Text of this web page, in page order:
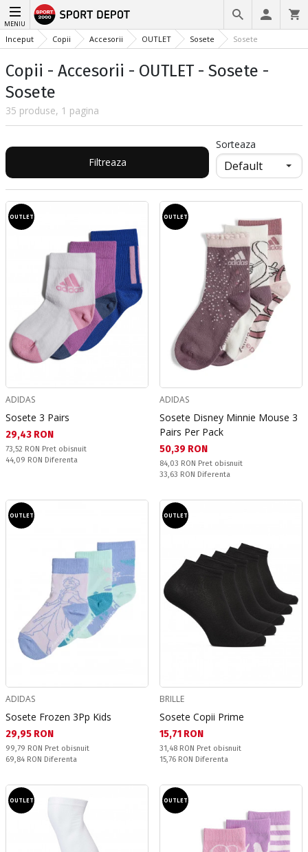
MENIU
Inceput Copii Accesorii OUTLET Sosete Sosete
Copii - Accesorii - OUTLET - Sosete -
Sosete
35 produse, 1 pagina
Filtreaza
Sorteaza
OUTLET
ADIDAS
Sosete 3 Pairs
Текуща цена:
29,43 RON
Pret obisnuit:
73,52 RON Pret obisnuit
Спестявате:
44,09 RON Diferenta
OUTLET
ADIDAS
Sosete Disney Minnie Mouse 3
Pairs Per Pack
Текуща цена:
50,39 RON
Pret obisnuit:
84,03 RON Pret obisnuit
Спестявате:
33,63 RON Diferenta
OUTLET
ADIDAS
Sosete Frozen 3Pp Kids
Текуща цена:
29,95 RON
Pret obisnuit:
99,79 RON Pret obisnuit
Спестявате:
69,84 RON Diferenta
OUTLET
BRILLE
Sosete Copii Prime
Текуща цена:
15,71 RON
Pret obisnuit:
31,48 RON Pret obisnuit
Спестявате:
15,76 RON Diferenta
OUTLET OUTLET